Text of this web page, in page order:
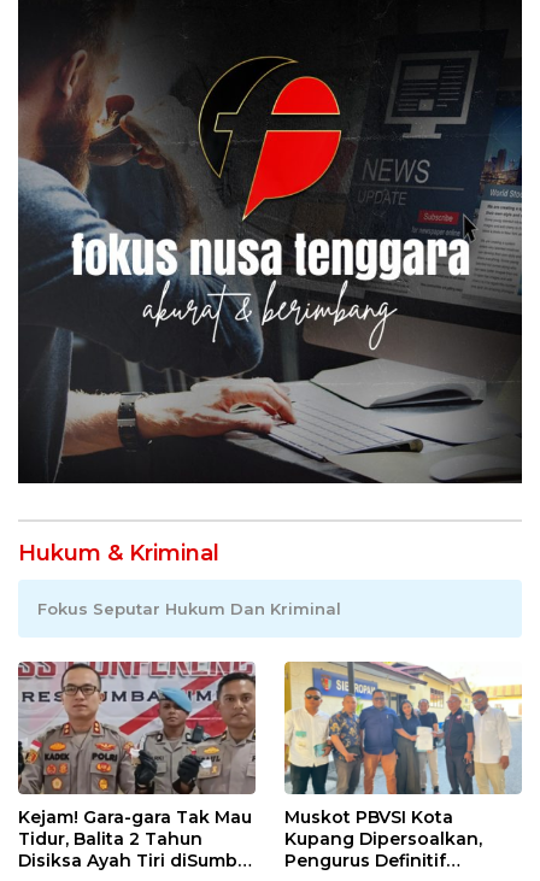
Hukum & Kriminal
Fokus Seputar Hukum Dan Kriminal
Kejam! Gara-gara Tak Mau
Tidur, Balita 2 Tahun
Disiksa Ayah Tiri diSumba
Muskot PBVSI Kota
Kupang Dipersoalkan,
Pengurus Definitif